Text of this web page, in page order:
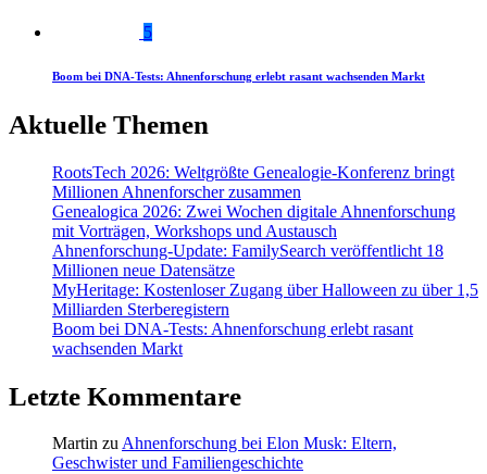
5
Boom bei DNA-Tests: Ahnenforschung erlebt rasant wachsenden Markt
Aktuelle Themen
RootsTech 2026: Weltgrößte Genealogie-Konferenz bringt
Millionen Ahnenforscher zusammen
Genealogica 2026: Zwei Wochen digitale Ahnenforschung
mit Vorträgen, Workshops und Austausch
Ahnenforschung-Update: FamilySearch veröffentlicht 18
Millionen neue Datensätze
MyHeritage: Kostenloser Zugang über Halloween zu über 1,5
Milliarden Sterberegistern
Boom bei DNA-Tests: Ahnenforschung erlebt rasant
wachsenden Markt
Letzte Kommentare
Martin zu Ahnenforschung bei Elon Musk: Eltern,
Geschwister und Familiengeschichte